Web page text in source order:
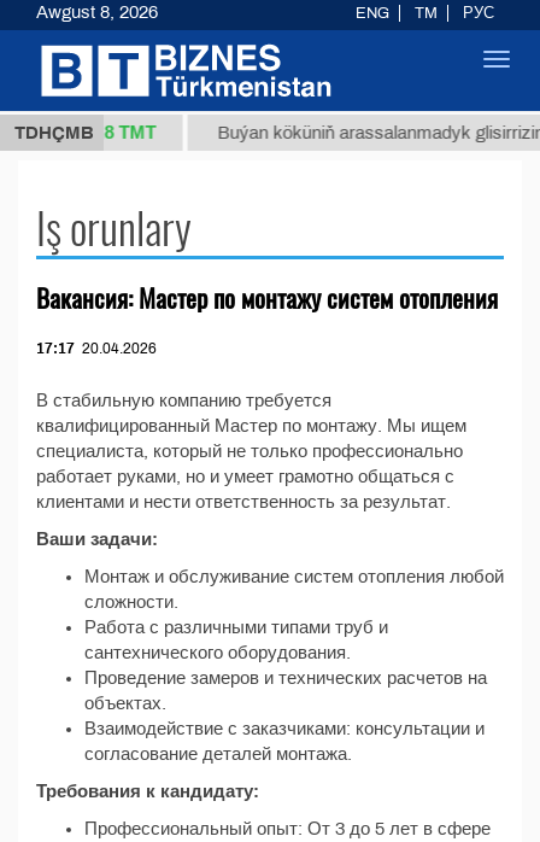
TDHÇMB
1 (kg.) 37,8 ТМТ Buýan köküniň arassalanmadyk
Iş orunlary
Вакансия: Мастер по монтажу систем отопления
17:17 20.04.2026
В стабильную компанию требуется
квалифицированный Мастер по монтажу. Мы ищем
специалиста, который не только профессионально
работает руками, но и умеет грамотно общаться с
клиентами и нести ответственность за результат.
Ваши задачи:
Монтаж и обслуживание систем отопления любой
сложности.
Работа с различными типами труб и
сантехнического оборудования.
Проведение замеров и технических расчетов на
объектах.
Взаимодействие с заказчиками: консультации и
согласование деталей монтажа.
Требования к кандидату:
Профессиональный опыт: От 3 до 5 лет в сфере
Awgust 8, 2026 ENG TM РУС